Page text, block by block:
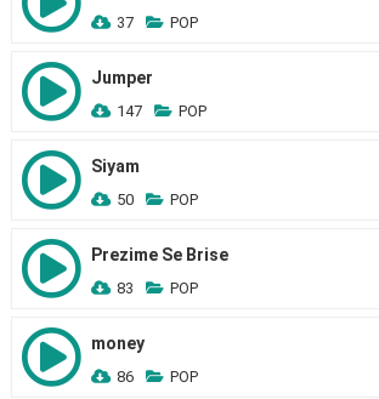
37 POP
Jumper
147 POP
Siyam
50 POP
Prezime Se Brise
83 POP
money
86 POP